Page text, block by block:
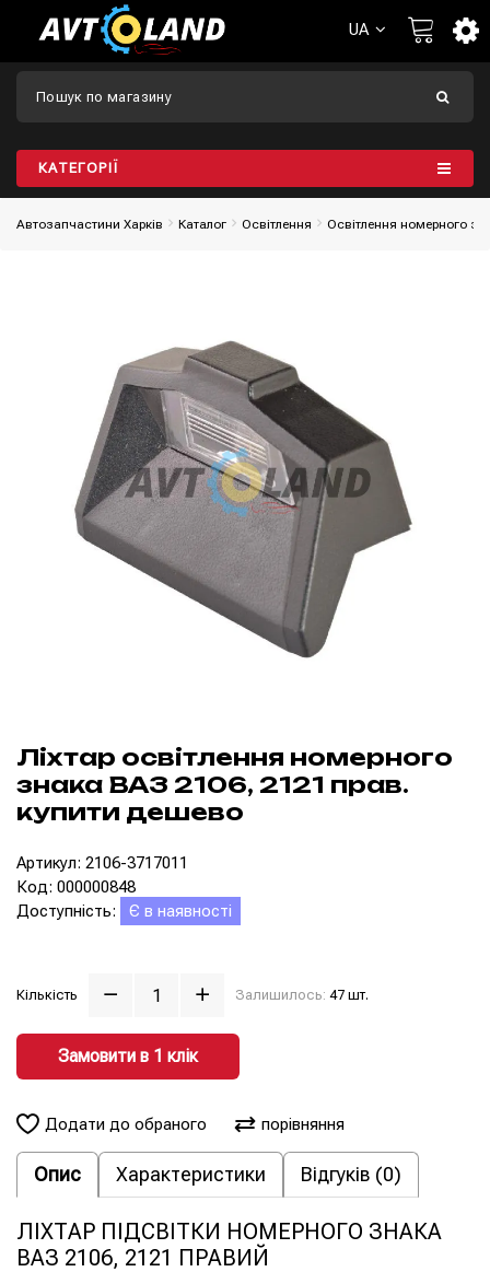
UA
КАТЕГОРІЇ
Автозапчастини Харків Каталог Освітлення Освітлення номерного
Ліхтар освітлення номерного
знака ВАЗ 2106, 2121 прав.
купити дешево
Артикул: 2106-3717011
Код: 000000848
Доступність:
Є в наявності
Кількість Залишилось: 47 шт.
Замовити в 1 клiк
Додати до обраного порівняння
Опис Характеристики Відгуків (0)
ЛІХТАР ПІДСВІТКИ НОМЕРНОГО ЗНАКА
ВАЗ 2106, 2121 ПРАВИЙ